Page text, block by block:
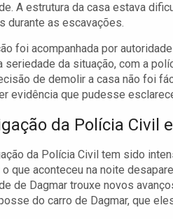
A estrutura da casa estava
durante as escavações.
foi acompanhada por
seriedade da situação, com a
de demolir a casa não foi
evidência que pudesse
da Polícia Civil
da Polícia Civil tem sido
que aconteceu na noite
de Dagmar trouxe novos
do carro de Dagmar, que